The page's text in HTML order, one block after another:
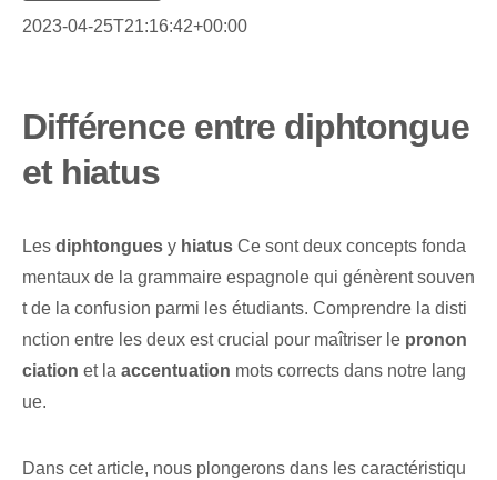
2023-04-25T21:16:42+00:00
Différence entre diphtongue
et hiatus
Les diphtongues y hiatus Ce sont deux concepts fonda
mentaux de la grammaire espagnole qui génèrent souven
t de la confusion parmi les étudiants. Comprendre la disti
nction⁢ entre les deux est crucial pour‍ maîtriser le pronon
ciation et la accentuation mots corrects dans notre lang
ue.
Dans cet article, nous plongerons dans les caractéristiqu